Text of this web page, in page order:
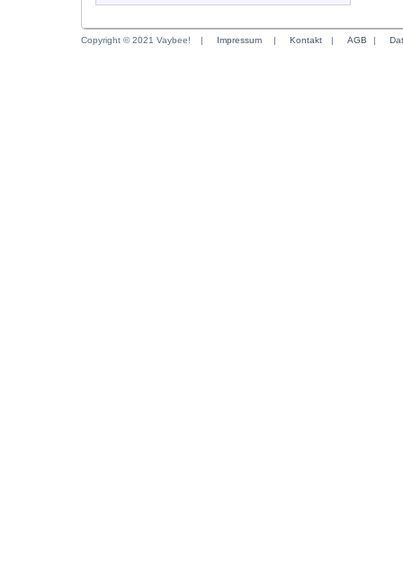
Copyright © 2021 Vaybee! | Impressum | Kontakt | AGB |